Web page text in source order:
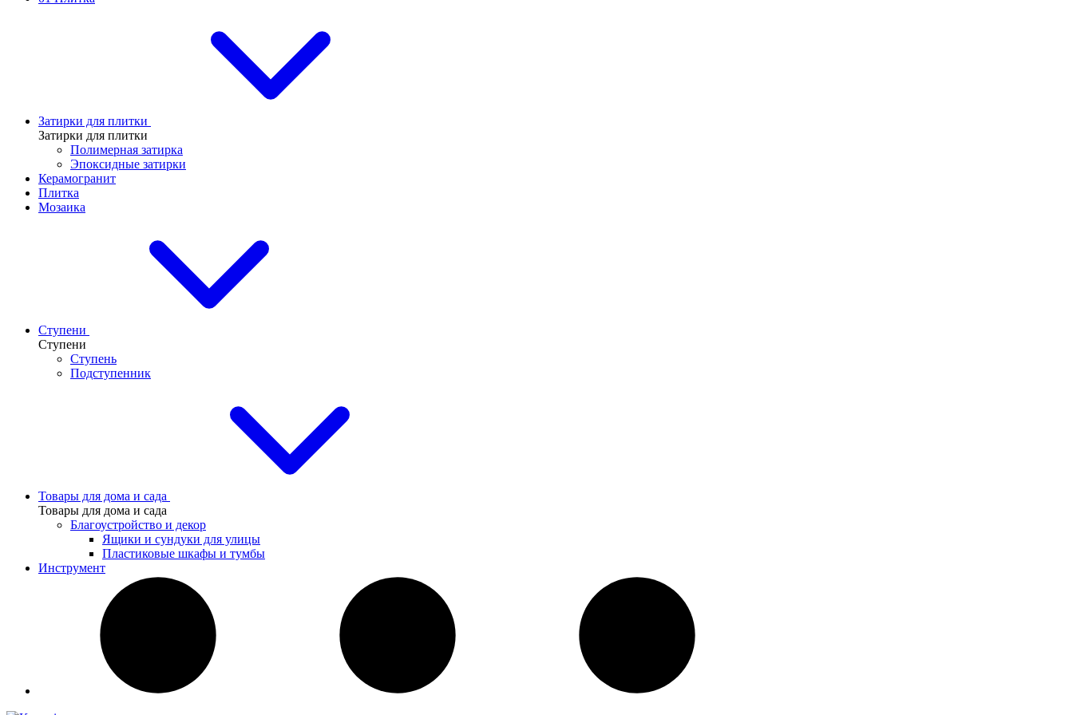
Затирки для плитки
Затирки для плитки
Полимерная затирка
Эпоксидные затирки
Керамогранит
Плитка
Мозаика
Ступени
Ступени
Ступень
Подступенник
Товары для дома и сада
Товары для дома и сада
Благоустройство и декор
Ящики и сундуки для улицы
Пластиковые шкафы и тумбы
Инструмент